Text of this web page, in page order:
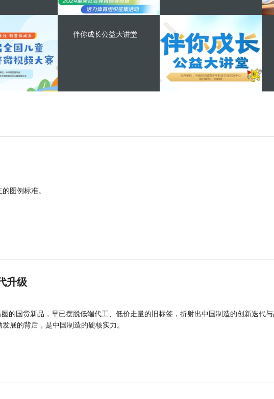
伴你成长公益大讲堂
图例标准。
升级
的国货新品，早已摆脱低端代工、低价走量的旧标签，折射出中国制造的创新迭代
展的背后，是中国制造的硬核实力。